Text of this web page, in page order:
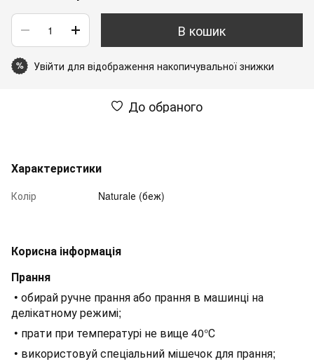
В кошик
% Увійти для відображення накопичувальної знижки
До обраного
Характеристики
Колір Naturalе (беж)
Корисна інформація
Прання
• обирай ручне прання або прання в машинці на
делікатному режимі;
• прати при температурі не вище 40°С
• використовуй спеціальний мішечок для прання;